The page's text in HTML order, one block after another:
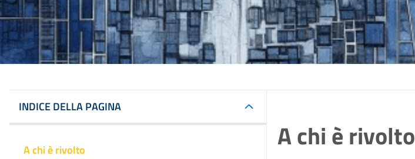
INDICE DELLA PAGINA
A chi è rivolto
A chi è rivolto